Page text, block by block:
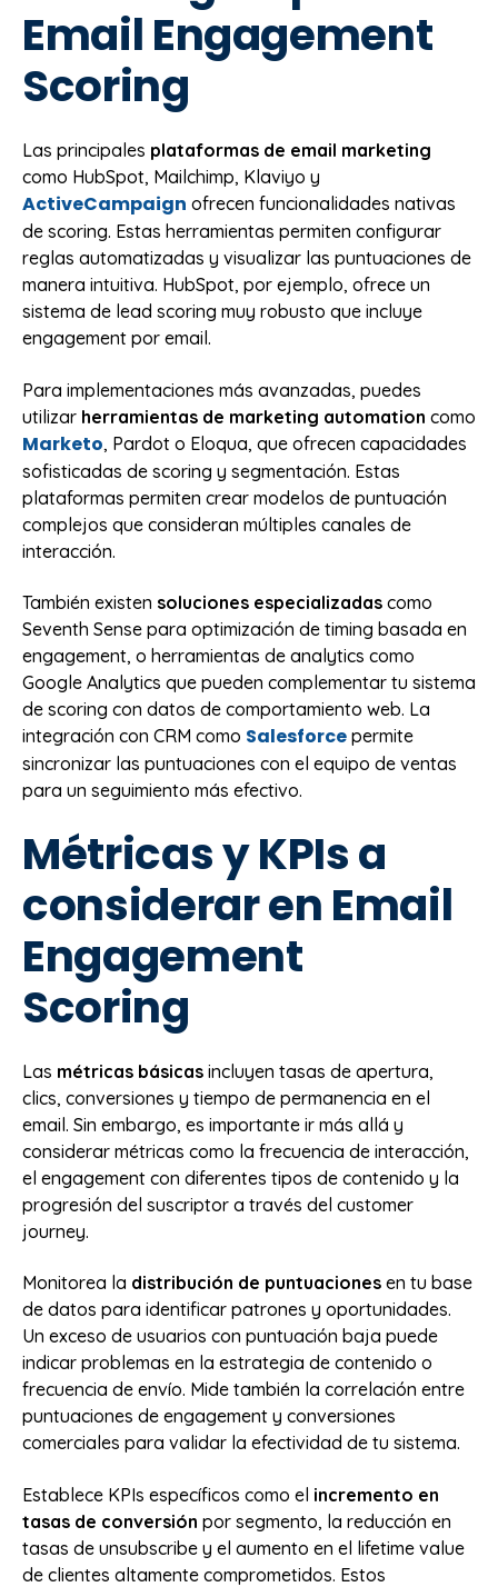
Email Engagement
Scoring
Las principales plataformas de email marketing
como HubSpot, Mailchimp, Klaviyo y
ActiveCampaign ofrecen funcionalidades nativas
de scoring. Estas herramientas permiten configurar
reglas automatizadas y visualizar las puntuaciones de
manera intuitiva. HubSpot, por ejemplo, ofrece un
sistema de lead scoring muy robusto que incluye
engagement por email.
Para implementaciones más avanzadas, puedes
utilizar herramientas de marketing automation como
Marketo, Pardot o Eloqua, que ofrecen capacidades
sofisticadas de scoring y segmentación. Estas
plataformas permiten crear modelos de puntuación
complejos que consideran múltiples canales de
interacción.
También existen soluciones especializadas como
Seventh Sense para optimización de timing basada en
engagement, o herramientas de analytics como
Google Analytics que pueden complementar tu sistema
de scoring con datos de comportamiento web. La
integración con CRM como Salesforce permite
sincronizar las puntuaciones con el equipo de ventas
para un seguimiento más efectivo.
Métricas y KPIs a
considerar en Email
Engagement
Scoring
Las métricas básicas incluyen tasas de apertura,
clics, conversiones y tiempo de permanencia en el
email. Sin embargo, es importante ir más allá y
considerar métricas como la frecuencia de interacción,
el engagement con diferentes tipos de contenido y la
progresión del suscriptor a través del customer
journey.
Monitorea la distribución de puntuaciones en tu base
de datos para identificar patrones y oportunidades.
Un exceso de usuarios con puntuación baja puede
indicar problemas en la estrategia de contenido o
frecuencia de envío. Mide también la correlación entre
puntuaciones de engagement y conversiones
comerciales para validar la efectividad de tu sistema.
Establece KPIs específicos como el incremento en
tasas de conversión por segmento, la reducción en
tasas de unsubscribe y el aumento en el lifetime value
de clientes altamente comprometidos. Estos